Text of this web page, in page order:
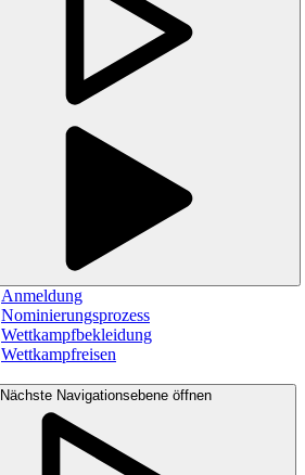
Anmeldung
Nominierungsprozess
Wettkampfbekleidung
Wettkampfreisen
Nächste Navigationsebene öffnen